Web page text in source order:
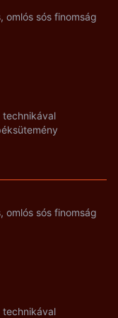
omlós sós finomság
technikával
omlós sós finomság
technikával